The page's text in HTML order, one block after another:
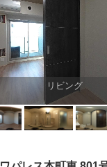
リビング